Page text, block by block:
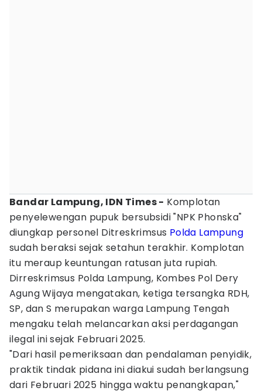
Bandar Lampung, IDN Times - Komplotan
penyelewengan pupuk bersubsidi "NPK Phonska"
diungkap personel Ditreskrimsus Polda Lampung
sudah beraksi sejak setahun terakhir. Komplotan
itu meraup keuntungan ratusan juta rupiah.
Dirreskrimsus Polda Lampung, Kombes Pol Dery
Agung Wijaya mengatakan, ketiga tersangka RDH,
SP, dan S merupakan warga Lampung Tengah
mengaku telah melancarkan aksi perdagangan
ilegal ini sejak Februari 2025.
"Dari hasil pemeriksaan dan pendalaman penyidik,
praktik tindak pidana ini diakui sudah berlangsung
dari Februari 2025 hingga waktu penangkapan,"